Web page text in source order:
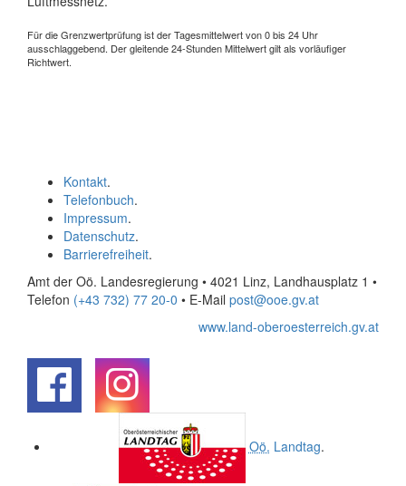
Für die Grenzwertprüfung ist der Tagesmittelwert von 0 bis 24 Uhr
ausschlaggebend. Der gleitende 24-Stunden Mittelwert gilt als vorläufiger
Richtwert.
Kontakt.
Telefonbuch.
Impressum.
Datenschutz.
Barrierefreiheit.
Amt der Oö. Landesregierung • 4021 Linz, Landhausplatz 1 •
Telefon (+43 732) 77 20-0 • E-Mail post@ooe.gv.at
www.land-oberoesterreich.gv.at
Oö. Landtag.